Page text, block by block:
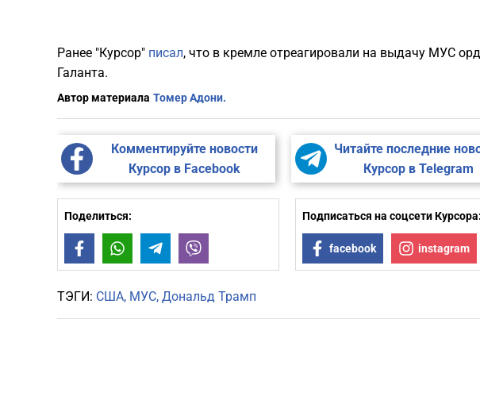
Ранее "Курсор" писал, что в кремле отреагировали на выдачу МУС
Галанта.
Автор материала Томер Адони.
Комментируйте новости
Курсор в Facebook
Читайте последние
Курсор в Telegram
Поделиться:
FacebookWhatsAppTelegram
Подписаться на соцсети Курсора:
facebook instagram
ТЭГИ: США МУС Дональд Трамп